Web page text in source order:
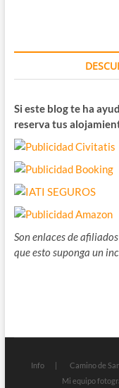
Si este blog te ha
reserva tus
Son enlaces de
que esto suponga un
Info Camino de
Mi equipo